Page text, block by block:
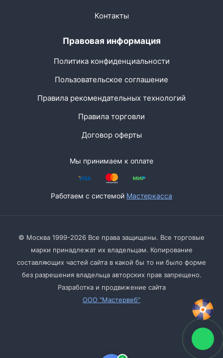
Контакты
Правовая информация
Политика конфиденциальности
Пользовательское соглашение
Правила рекомендательных технологий
Правила торговли
Договор оферты
Мы принимаем к оплате
Работаем с системой Мастеркасса
© Москва 1999-2026 Все права защищены. Все торговые
марки принадлежат их владельцам. Копирование
составляющих частей сайта в какой бы то ни было форме
без разрешения владельца авторских прав запрещено.
Разработка и продвижение сайта
ООО "Мастервеб"